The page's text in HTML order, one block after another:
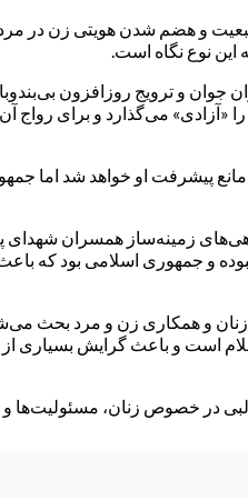
تبعیت و هضم شدن هویتی زن
این نوع نگاه است.
و ترویج روزافزون
می‌گذارد و برای رواج
پیشرفت او خواهد شد اما
زمینه‌ساز همسران شهدای
و جمهوری اسلامی بود که
و همکاری زن و مرد بحث
است و باعث گرایش بسیاری
در خصوص زنان، مسئولیت‌ها و